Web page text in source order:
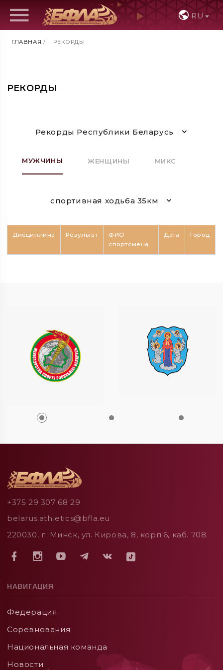
RU
ГЛАВНАЯ / РЕКОРДЫ
РЕКОРДЫ
Рекорды Республики Беларусь
МУЖЧИНЫ ЖЕНЩИНЫ МИКС
спортивная ходьба 35км
Дисциплина Результат
ФИО
спортсмена
Дата Город
+375 29 307 68 29
belarus.athletics@bfla.eu
220030, г. Минск, ул. Кирова, 8, корп.6, каб. 708.
НАВИГАЦИЯ
Федерация
Соревнования
Национальная команда
Новости